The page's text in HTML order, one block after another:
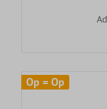
Op = Op